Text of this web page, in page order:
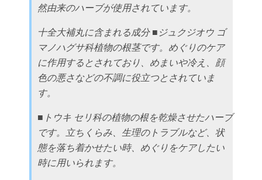
然由来のハーブが使用されています。
十全大補丸に含まれる成分 ■ジュクジオウ ゴ
マノハグサ科植物の根茎です。めぐりのケア
に作用するとされており、めまいや冷え、顔
色の悪さなどの不調に役立つとされていま
す。
■トウキ セリ科の植物の根を乾燥させたハーブ
です。立ちくらみ、生理のトラブルなど、状
態を落ち着かせたい時、めぐりをケアしたい
時に用いられます。